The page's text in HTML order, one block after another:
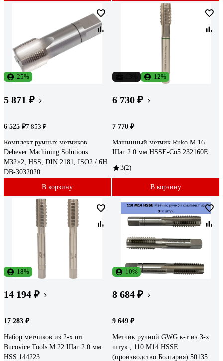
-25%
5 871 ₽
6 525 ₽7 853 ₽
Комплект ручных метчиков
Debever Machining Solutions
M32×2, HSS, DIN 2181, ISO2 / 6H
DB-3032020
В корзину
-12%
6 730 ₽
7 770 ₽
Машинный метчик Ruko М 16
Шаг 2.0 мм HSSE-Co5 232160E
3(2)
В корзину
-18%
14 194 ₽
17 283 ₽
Набор метчиков из 2-х шт
Bucovice Tools М 22 Шаг 2.0 мм
HSS 144223
-10%
8 684 ₽
9 649 ₽
Метчик ручной GWG к-т из 3-х
штук , 110 М14 HSSE
(производство Болгария) 50135